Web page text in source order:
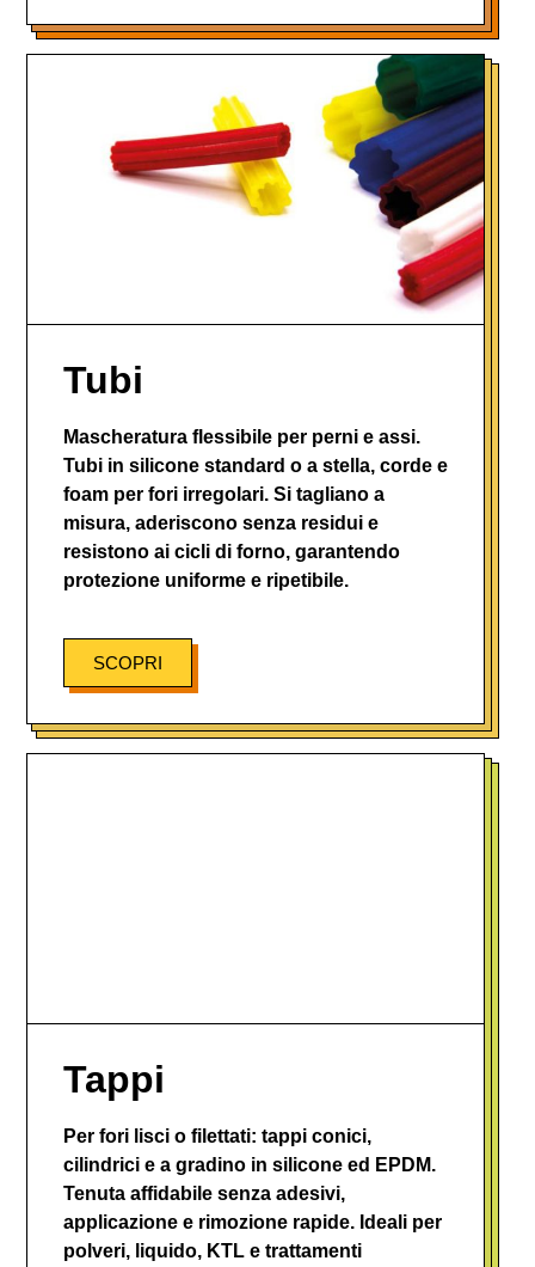
Tubi
Mascheratura flessibile per perni e assi.
Tubi in silicone standard o a stella, corde e
foam per fori irregolari. Si tagliano a
misura, aderiscono senza residui e
resistono ai cicli di forno, garantendo
protezione uniforme e ripetibile.
SCOPRI
Tappi
Per fori lisci o filettati: tappi conici,
cilindrici e a gradino in silicone ed EPDM.
Tenuta affidabile senza adesivi,
applicazione e rimozione rapide. Ideali per
polveri, liquido, KTL e trattamenti